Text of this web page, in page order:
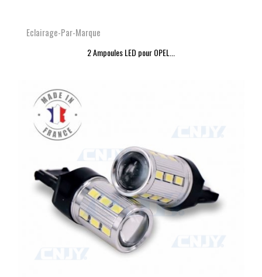
Eclairage-Par-Marque
2 Ampoules LED pour OPEL...